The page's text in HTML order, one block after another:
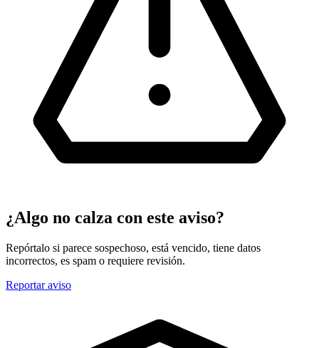
¿Algo no calza con este aviso?
Repórtalo si parece sospechoso, está vencido, tiene datos
incorrectos, es spam o requiere revisión.
Reportar aviso